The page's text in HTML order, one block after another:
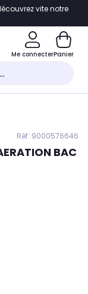
vite notre
Me connecterPanier
Réf. 9000576646
BAC